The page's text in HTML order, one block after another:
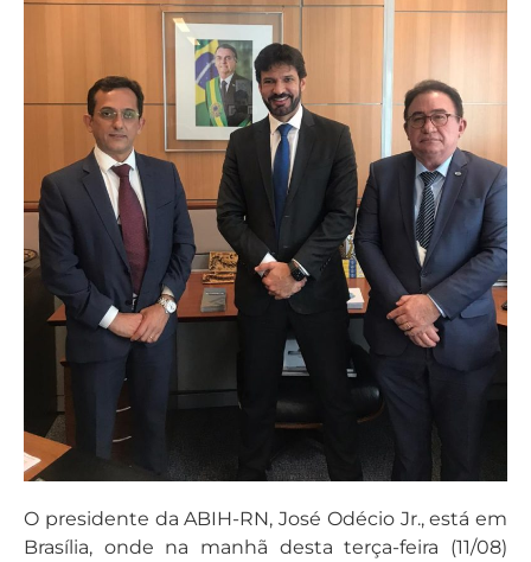
O presidente da ABIH-RN, José Odécio Jr., está em
Brasília, onde na manhã desta terça-feira (11/08)